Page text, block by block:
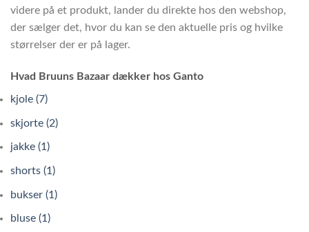
videre på et produkt, lander du direkte hos den webshop,
der sælger det, hvor du kan se den aktuelle pris og hvilke
størrelser der er på lager.
Hvad Bruuns Bazaar dækker hos Ganto
kjole (7)
skjorte (2)
jakke (1)
shorts (1)
bukser (1)
bluse (1)